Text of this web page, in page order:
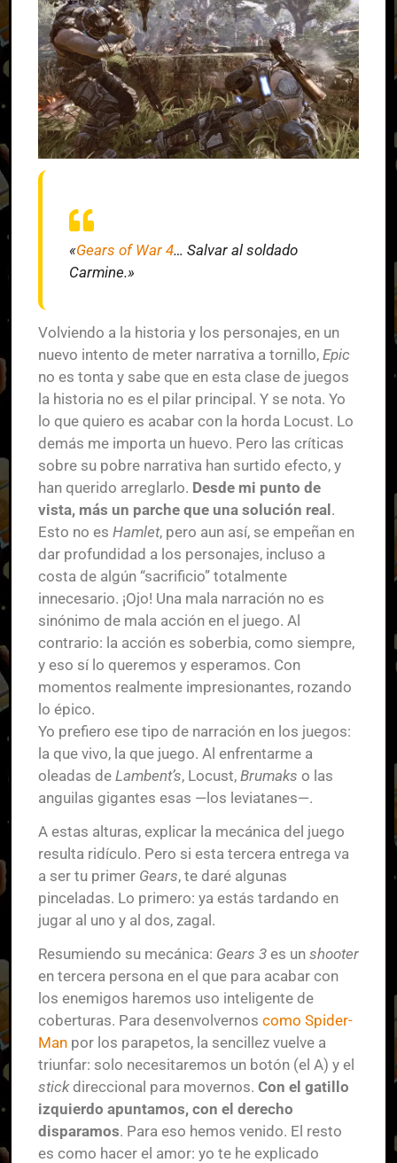
«Gears of War 4… Salvar al soldado
Carmine.»
Volviendo a la historia y los personajes, en un
nuevo intento de meter narrativa a tornillo, Epic
no es tonta y sabe que en esta clase de juegos
la historia no es el pilar principal. Y se nota. Yo
lo que quiero es acabar con la horda Locust. Lo
demás me importa un huevo. Pero las críticas
sobre su pobre narrativa han surtido efecto, y
han querido arreglarlo. Desde mi punto de
vista, más un parche que una solución real.
Esto no es Hamlet, pero aun así, se empeñan en
dar profundidad a los personajes, incluso a
costa de algún “sacrificio” totalmente
innecesario. ¡Ojo! Una mala narración no es
sinónimo de mala acción en el juego. Al
contrario: la acción es soberbia, como siempre,
y eso sí lo queremos y esperamos. Con
momentos realmente impresionantes, rozando
lo épico.
Yo prefiero ese tipo de narración en los juegos:
la que vivo, la que juego. Al enfrentarme a
oleadas de Lambent’s, Locust, Brumaks o las
anguilas gigantes esas —los leviatanes—.
A estas alturas, explicar la mecánica del juego
resulta ridículo. Pero si esta tercera entrega va
a ser tu primer Gears, te daré algunas
pinceladas. Lo primero: ya estás tardando en
jugar al uno y al dos, zagal.
Resumiendo su mecánica: Gears 3es un shooter
en tercera persona en el que para acabar con
los enemigos haremos uso inteligente de
coberturas. Para desenvolvernos como Spider-
Manpor los parapetos, la sencillez vuelve a
triunfar: solo necesitaremos un botón (el A) y el
stickdireccional para movernos. Con el gatillo
izquierdo apuntamos, con el derecho
disparamos. Para eso hemos venido. El resto
es como hacer el amor: yo te he explicado